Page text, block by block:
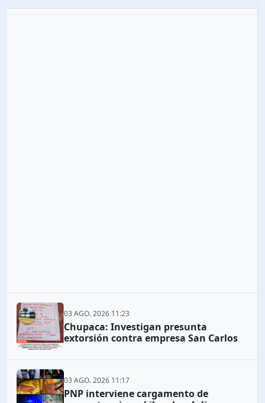
03 AGO. 2026 11:23
Chupaca: Investigan presunta
extorsión contra empresa San Carlos
03 AGO. 2026 11:17
PNP interviene cargamento de